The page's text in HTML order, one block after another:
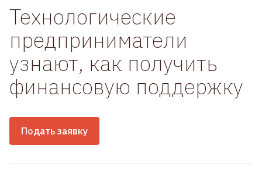
Технологические
предприниматели
узнают, как получить
финансовую поддержку
Подать заявку